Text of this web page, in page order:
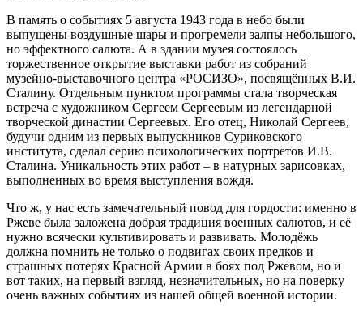
В память о событиях 5 августа 1943 года в небо были
выпущены воздушные шары и прогремели залпы небольшого,
но эффектного салюта. А в здании музея состоялось
торжественное открытие выставки работ из собраний
музейно-выставочного центра «РОСИЗО», посвящённых В.И.
Сталину. Отдельным пунктом программы стала творческая
встреча с художником Сергеем Сергеевым из легендарной
творческой династии Сергеевых. Его отец, Николай Сергеев,
будучи одним из первых выпускников Суриковского
института, сделал серию психологических портретов И.В.
Сталина. Уникальность этих работ – в натурных зарисовках,
выполненных во время выступления вождя.
Что ж, у нас есть замечательный повод для гордости: именно в
Ржеве была заложена добрая традиция военных салютов, и её
нужно всячески культивировать и развивать. Молодёжь
должна помнить не только о подвигах своих предков и
страшных потерях Красной Армии в боях под Ржевом, но и
вот таких, на первый взгляд, незначительных, но на поверку
очень важных событиях из нашей общей военной истории.